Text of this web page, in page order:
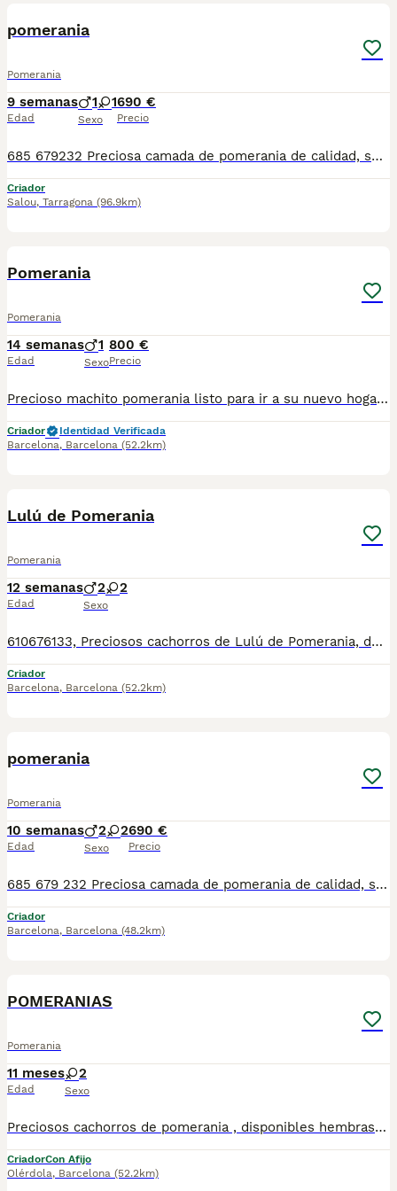
pomerania
Pomerania
9 semanas
Edad
1 1
Sexo
690 €
Precio
685 679232 Preciosa camada de pomerania de calidad, se entregan con minimo de dos meses y medio de edad y sus vacunas correspondientes, desparasitados interna y externamente, pasaporte y microchip, contrato de garantia de salud. preferiblemente recogida en mano pero también podemos entregar en toda España mediante transporte de alta calidad preparado para animales y con chofer particular con posibilidad de pago contra reembolso Llámanos o háblanos por whats app, Teléfono 685 679 232
Criador
Salou, Tarragona (96.9km)
Pomerania
Pomerania
14 semanas
Edad
1
Sexo
800 €
Precio
Precioso machito pomerania listo para ir a su nuevo hogar para dar alegría lleno de energía y mucho amor que dar. Se entrega con su cartilla de vacunacion y desparacion correspondiente a su edad Todos nuestros cachorros estan criados en ambiente familiar con mucho amor y mucha dedicación
Criador
Identidad Verificada
Barcelona, Barcelona (52.2km)
Lulú de Pomerania
Pomerania
12 semanas
Edad
2 2
Sexo
610676133, Preciosos cachorros de Lulú de Pomerania, de tamaño pequeñito, varios colores disponibles, con mucha calidad de pelo, muy bien cuidados, tienen dos meses de edad, se entregan revisados por nuestro veterinario, vacunados, desparasitados, con su cartilla veterinaria, microchip y garantía sanitaria por escrito. Tienen un carácter excelente, muy buenos y cariñosos, ideales para compañía, se pueden ver sin compromiso. Para más información 610676133
Criador
Barcelona, Barcelona (52.2km)
pomerania
Pomerania
10 semanas
Edad
2 2
Sexo
690 €
Precio
685 679 232 Preciosa camada de pomerania de calidad, se entregan con minimo de dos meses y medio de edad y sus vacunas correspondientes, desparasitados interna y externamente, pasaporte y microchip, contrato de garantia de salud. preferiblemente recogida en mano pero también podemos entregar en toda España mediante transporte de alta calidad preparado para animales y con chofer particular con posibilidad de pago contra reembolso Llámanos o háblanos por whats app, Teléfono 685 679 232
Criador
Barcelona, Barcelona (48.2km)
POMERANIAS
Pomerania
11 meses
Edad
2
Sexo
Preciosos cachorros de pomerania , disponibles hembras , color crema. Todos nuestros cachorros se entregan con las vacunas correspondientes a su edad y microchip, con las respectivas garantías. Visitanos sin ningun tipo de compromsio , gran exposicion de cachorros, padres a la vista.
CriadorCon Afijo
Olérdola, Barcelona (52.2km)